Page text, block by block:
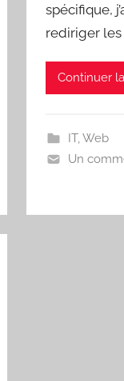
spécifique,
rediriger les
Continuer
IT,Web
Un